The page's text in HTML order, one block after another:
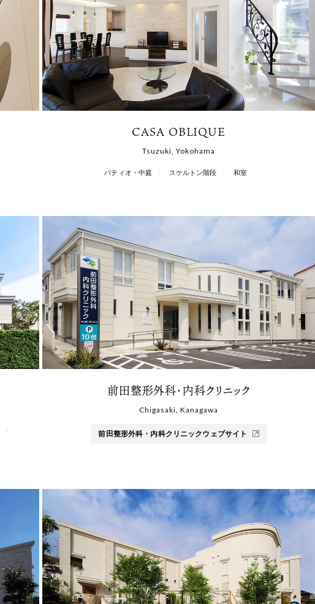
CASA OBLIQUE
Tsuzuki, Yokohama
パティオ・中庭 スケルトン階段 和室
前田整形外科・内科クリニック
Chigasaki, Kanagawa
前田整形外科・内科クリニックウェブサイト